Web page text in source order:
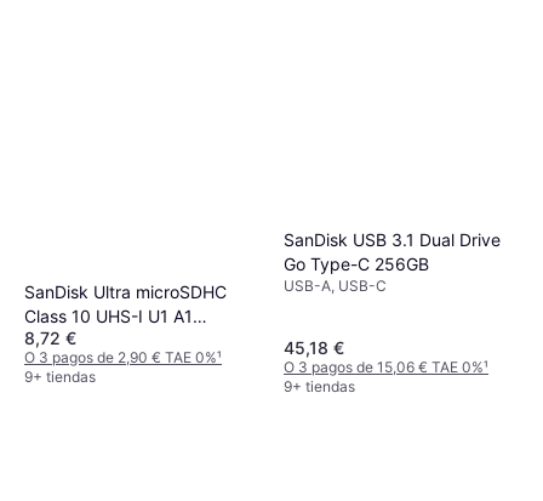
SanDisk Ultra microSDHC
Class 10 UHS-I U1 A1
120MB/s 32GB +SD adapter
8,72 €
O 3 pagos de 2,90 € TAE 0%¹
9+ tiendas
SanDisk USB 3.1 Dual Drive
Go Type-C 256GB
USB-A, USB-C
45,18 €
O 3 pagos de 15,06 € TAE 0%¹
9+ tiendas